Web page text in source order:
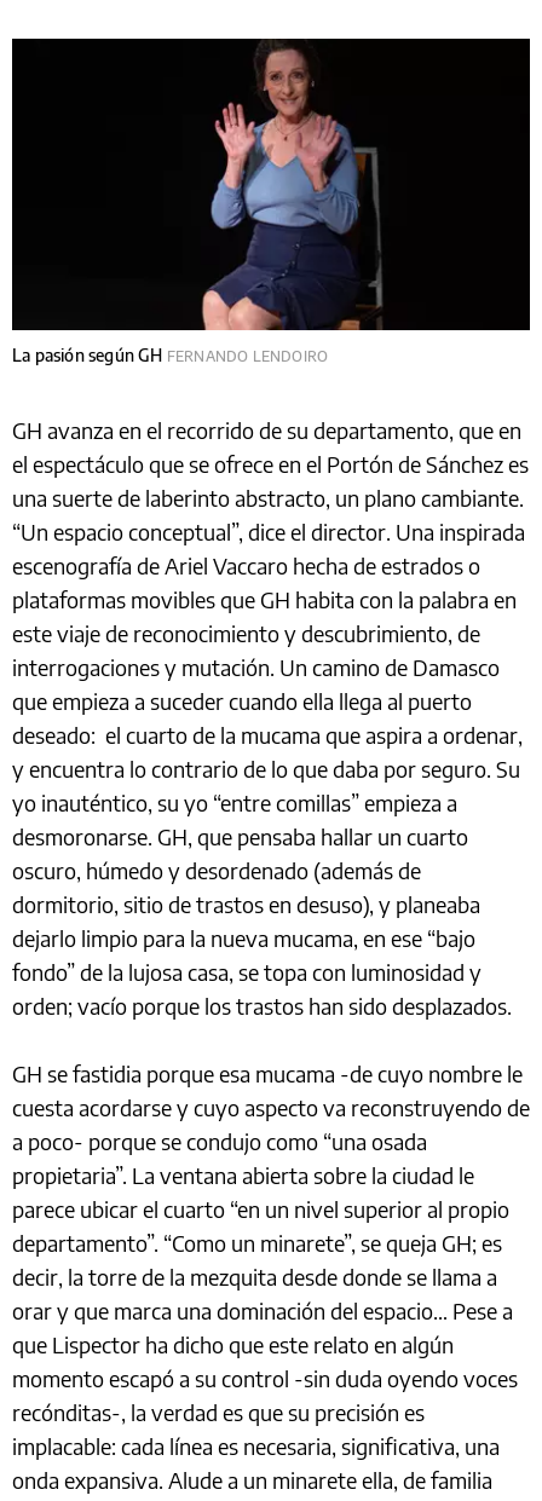
La pasión según GH FERNANDO LENDOIRO
GH avanza en el recorrido de su departamento, que en
el espectáculo que se ofrece en el Portón de Sánchez es
una suerte de laberinto abstracto, un plano cambiante.
“Un espacio conceptual”, dice el director. Una inspirada
escenografía de Ariel Vaccaro hecha de estrados o
plataformas movibles que GH habita con la palabra en
este viaje de reconocimiento y descubrimiento, de
interrogaciones y mutación. Un camino de Damasco
que empieza a suceder cuando ella llega al puerto
deseado: el cuarto de la mucama que aspira a ordenar,
y encuentra lo contrario de lo que daba por seguro. Su
yo inauténtico, su yo “entre comillas” empieza a
desmoronarse. GH, que pensaba hallar un cuarto
oscuro, húmedo y desordenado (además de
dormitorio, sitio de trastos en desuso), y planeaba
dejarlo limpio para la nueva mucama, en ese “bajo
fondo” de la lujosa casa, se topa con luminosidad y
orden; vacío porque los trastos han sido desplazados.
GH se fastidia porque esa mucama -de cuyo nombre le
cuesta acordarse y cuyo aspecto va reconstruyendo de
a poco- porque se condujo como “una osada
propietaria”. La ventana abierta sobre la ciudad le
parece ubicar el cuarto “en un nivel superior al propio
departamento”. “Como un minarete”, se queja GH; es
decir, la torre de la mezquita desde donde se llama a
orar y que marca una dominación del espacio… Pese a
que Lispector ha dicho que este relato en algún
momento escapó a su control -sin duda oyendo voces
recónditas-, la verdad es que su precisión es
implacable: cada línea es necesaria, significativa, una
onda expansiva. Alude a un minarete ella, de familia